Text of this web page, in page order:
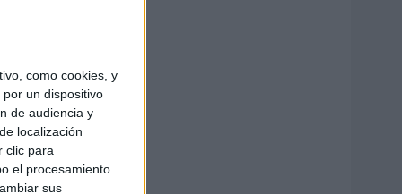
como cookies, y
un dispositivo
de audiencia y
localización
clic para
el procesamiento
sus